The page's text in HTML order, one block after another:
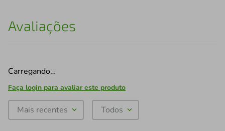
Avaliações
Carregando…
Faça login para avaliar este produto
Mais recentes Todos